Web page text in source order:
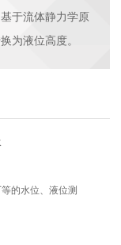
于流体静力学原
为液位高度。
供排水
的水位、液位测